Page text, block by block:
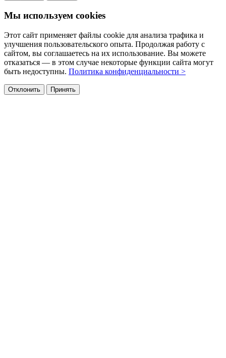
Мы используем cookies
Этот сайт применяет файлы cookie для анализа трафика и
улучшения пользовательского опыта. Продолжая работу с
сайтом, вы соглашаетесь на их использование. Вы можете
отказаться — в этом случае некоторые функции сайта могут
быть недоступны. Политика конфиденциальности >
Отклонить Принять